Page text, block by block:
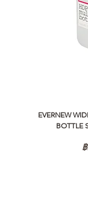
EVERNEW
BOTTLE